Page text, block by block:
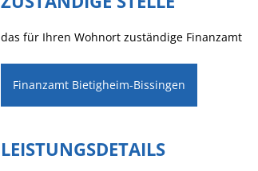
das für Ihren Wohnort zuständige Finanzamt
Finanzamt Bietigheim-Bissingen
LEISTUNGSDETAILS